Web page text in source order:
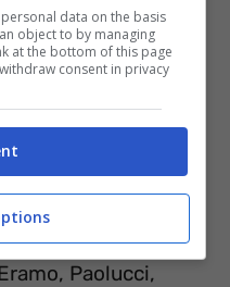
Contini, Sernicola,
Paolucci,
data on the basis
object to by managing
at the bottom of this page
consent in privacy